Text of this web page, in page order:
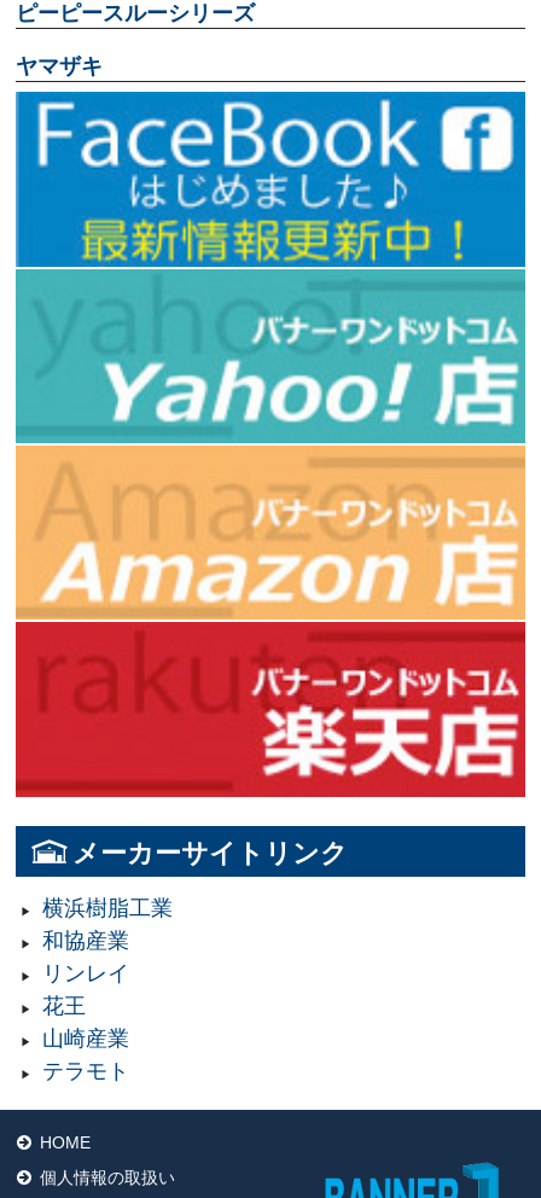
ピーピースルーシリーズ
ヤマザキ
メーカーサイトリンク
横浜樹脂工業
和協産業
リンレイ
花王
山崎産業
テラモト
HOME
個人情報の取扱い